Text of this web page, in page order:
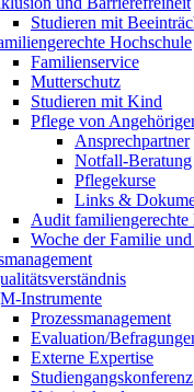
Studieren mit
Hochschule
Familienservice
Mutterschutz
Studieren mit Kind
Pflege von
Ansprechpartner
Notfall-Beratung
Pflegekurse
Links &
Audit familiengerechte
Woche der Familie
Instrumente
Prozessmanagement
Evaluation/
Externe Expertise
Studiengangskonferenz